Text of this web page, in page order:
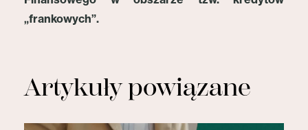
„frankowych”.
Artykuły powiązane